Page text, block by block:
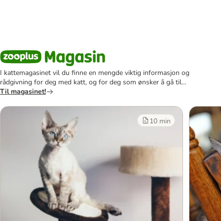
I kattemagasinet vil du finne en mengde viktig informasjon og
rådgivning for deg med katt, og for deg som ønsker å gå til
anskaffelse av en!
Til magasinet!
10 min